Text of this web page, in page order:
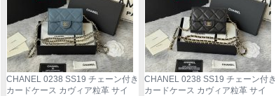
CHANEL 0238 SS19 チェーン付き
カードケース カヴィア粒革 サイ
CHANEL 0238 SS19 チェーン付き
カードケース カヴィア粒革 サイ